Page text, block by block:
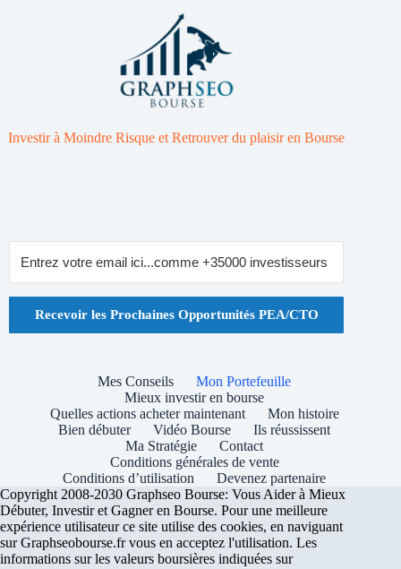
Investir à Moindre Risque et Retrouver du plaisir en Bourse
Recevoir les Prochaines Opportunités PEA/CTO
Mes Conseils
Mon Portefeuille
Mieux investir en bourse
Quelles actions acheter maintenant
Mon histoire
Bien débuter
Vidéo Bourse
Ils réussissent
Ma Stratégie
Contact
Conditions générales de vente
Conditions d’utilisation
Devenez partenaire
Copyright 2008-2030 Graphseo Bourse: Vous Aider à Mieux
Débuter, Investir et Gagner en Bourse. Pour une meilleure
expérience utilisateur ce site utilise des cookies, en naviguant
sur Graphseobourse.fr vous en acceptez l'utilisation. Les
informations sur les valeurs boursières indiquées sur